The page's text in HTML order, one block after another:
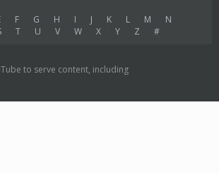
F G H I J K L M
N
T U V W X Y Z #
to serve content, including